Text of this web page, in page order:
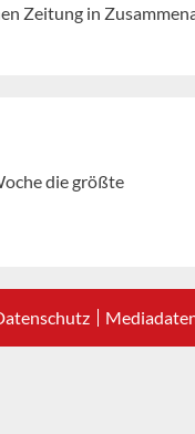
Zeitung in
die größte